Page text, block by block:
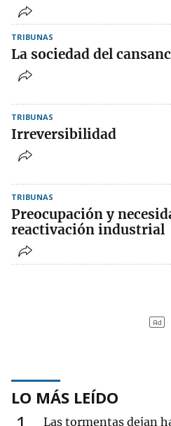
TRIBUNAS
La sociedad del
TRIBUNAS
Irreversibilidad
TRIBUNAS
Preocupación y
reactivación industrial
LO MÁS LEÍDO
Las tormentas dejan